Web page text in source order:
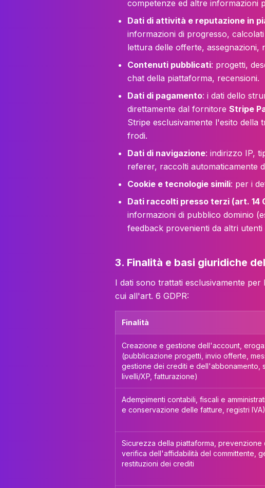
competenze ed altre informazioni
Dati di attività e reputazione in
informazioni di progresso,
lettura delle offerte, assegnazioni,
Contenuti pubblicati: progetti,
chat della piattaforma, recensioni.
Dati di pagamento: i dati dello
direttamente dal fornitore Stripe
Stripe esclusivamente l'esito della
frodi.
Dati di navigazione: indirizzo IP,
referer, raccolti automaticamente
Cookie e tecnologie simili: per i
Dati raccolti presso terzi (art. 14
informazioni di pubblico dominio
feedback provenienti da altri utenti
3. Finalità e basi giuridiche
I dati sono trattati esclusivamente per
cui all'art. 6 GDPR:
Finalità
Creazione e gestione dell'account,
(pubblicazione progetti, invio offerte,
gestione dei crediti e dell'abbonamento,
livelli/XP, fatturazione)
Adempimenti contabili, fiscali e
e conservazione delle fatture, registri IVA)
Sicurezza della piattaforma, prevenzione
verifica dell'affidabilità del committente,
restituzioni dei crediti